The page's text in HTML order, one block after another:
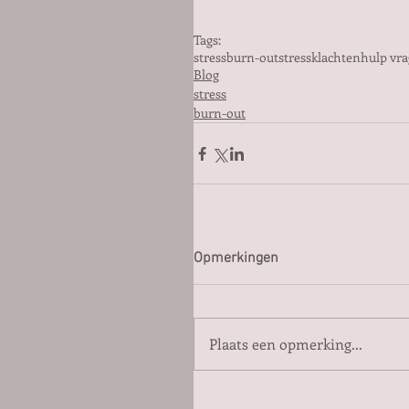
Tags:
stressburn-outstressklachtenhulp
Blog
stress
burn-out
Opmerkingen
Plaats een opmerking...